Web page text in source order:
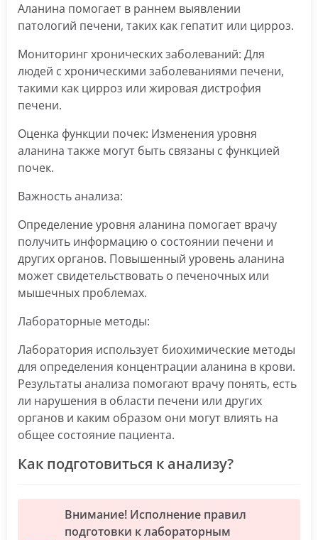
Аланина помогает в раннем выявлении
патологий печени, таких как гепатит или цирроз.
Мониторинг хронических заболеваний: Для
людей с хроническими заболеваниями печени,
такими как цирроз или жировая дистрофия
печени.
Оценка функции почек: Изменения уровня
аланина также могут быть связаны с функцией
почек.
Важность анализа:
Определение уровня аланина помогает врачу
получить информацию о состоянии печени и
других органов. Повышенный уровень аланина
может свидетельствовать о печеночных или
мышечных проблемах.
Лабораторные методы:
Лаборатория использует биохимические методы
для определения концентрации аланина в крови.
Результаты анализа помогают врачу понять, есть
ли нарушения в области печени или других
органов и каким образом они могут влиять на
общее состояние пациента.
Как подготовиться к анализу?
Внимание! Исполнение правил
подготовки к лабораторным